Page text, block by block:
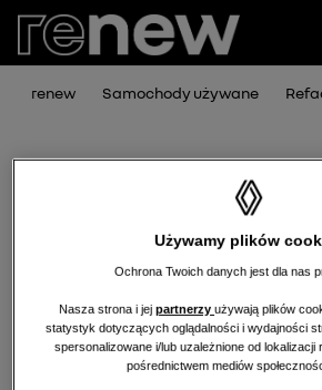
renew Samochody używane
Niestety, wybrany dealer
obecnie żadnych ofert w
Używamy plików
Ochrona Twoich danych jest dla nas
Nasza strona i jej partnerzy używają plików
statystyk dotyczących oglądalności i wydajności
spersonalizowane i/lub uzależnione od
pośrednictwem mediów